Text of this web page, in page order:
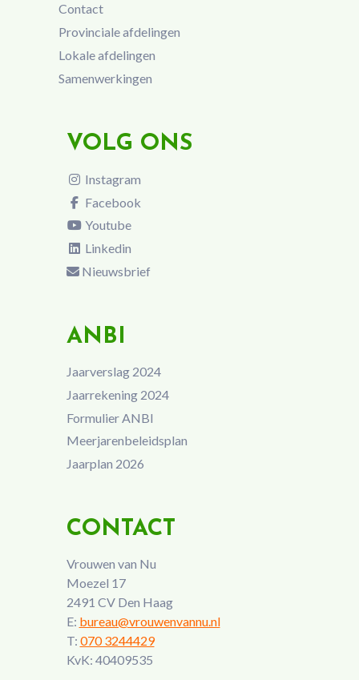
Contact
Provinciale afdelingen
Lokale afdelingen
Samenwerkingen
VOLG ONS
Instagram
Facebook
Youtube
Linkedin
Nieuwsbrief
ANBI
Jaarverslag 2024
Jaarrekening 2024
Formulier ANBI
Meerjarenbeleidsplan
Jaarplan 2026
CONTACT
Vrouwen van Nu
Moezel 17
2491 CV Den Haag
E: bureau@vrouwenvannu.nl
T: 070 3244429
KvK: 40409535